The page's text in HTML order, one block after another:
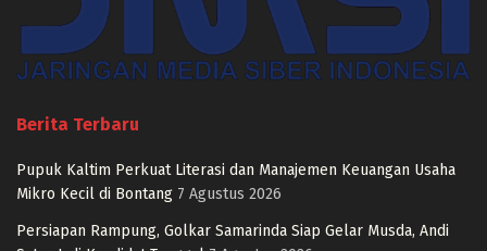
Berita Terbaru
Pupuk Kaltim Perkuat Literasi dan Manajemen Keuangan Usaha
Mikro Kecil di Bontang 7 Agustus 2026
Persiapan Rampung, Golkar Samarinda Siap Gelar Musda, Andi